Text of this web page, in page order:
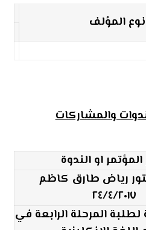
نوع المؤلف
والمشاركات
او الندوة
رياض طارق كاظم
٢٤/٤/٢٠١٧
لطلبة المرحلة الرابعة في